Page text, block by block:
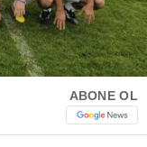
Youtube
TikTok
Pinterest
ABONE OL